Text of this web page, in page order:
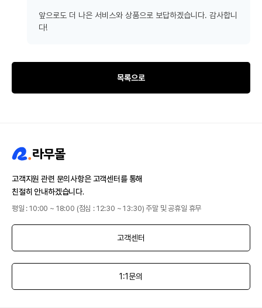
앞으로도 더 나은 서비스와 상품으로 보답하겠습니다. 감사합니
다!
목록으로
고객지원 관련 문의사항은 고객센터를 통해
친절히 안내하겠습니다.
평일 : 10:00 ~ 18:00 (점심 : 12:30 ~ 13:30) 주말 및 공휴일 휴무
고객센터
1:1문의